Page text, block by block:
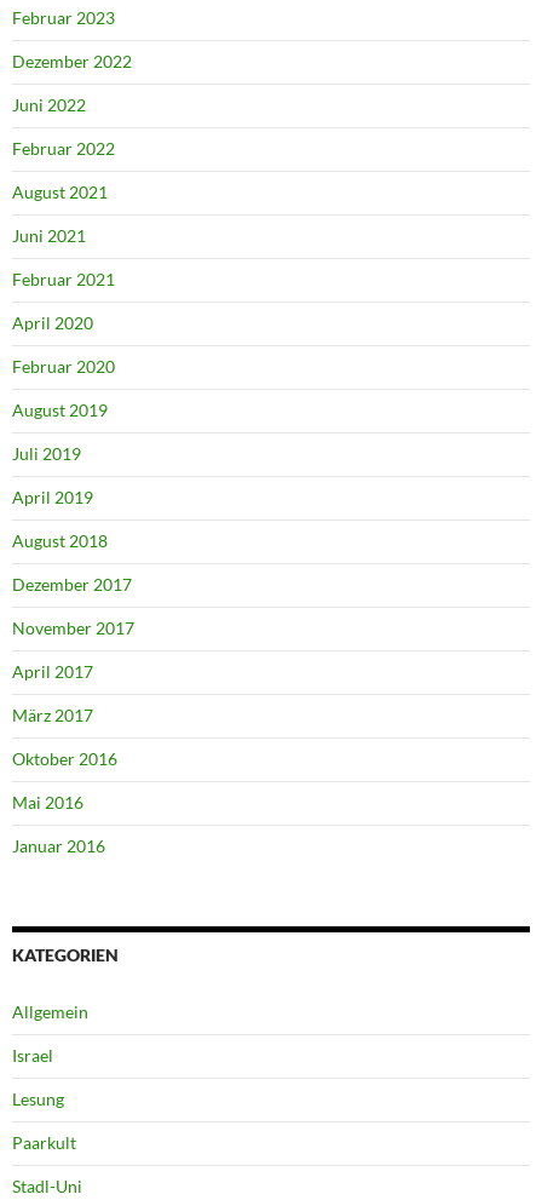
Februar 2023
Dezember 2022
Juni 2022
Februar 2022
August 2021
Juni 2021
Februar 2021
April 2020
Februar 2020
August 2019
Juli 2019
April 2019
August 2018
Dezember 2017
November 2017
April 2017
März 2017
Oktober 2016
Mai 2016
Januar 2016
KATEGORIEN
Allgemein
Israel
Lesung
Paarkult
Stadl-Uni